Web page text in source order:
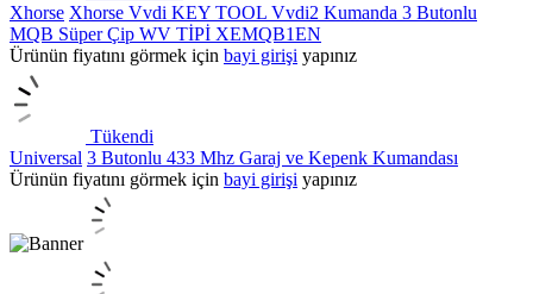
Xhorse Xhorse Vvdi KEY TOOL Vvdi2 Kumanda 3 Butonlu
MQB Süper Çip WV TİPİ XEMQB1EN
Ürünün fiyatını görmek için bayi girişi yapınız
Tükendi
Universal 3 Butonlu 433 Mhz Garaj ve Kepenk Kumandası
Ürünün fiyatını görmek için bayi girişi yapınız